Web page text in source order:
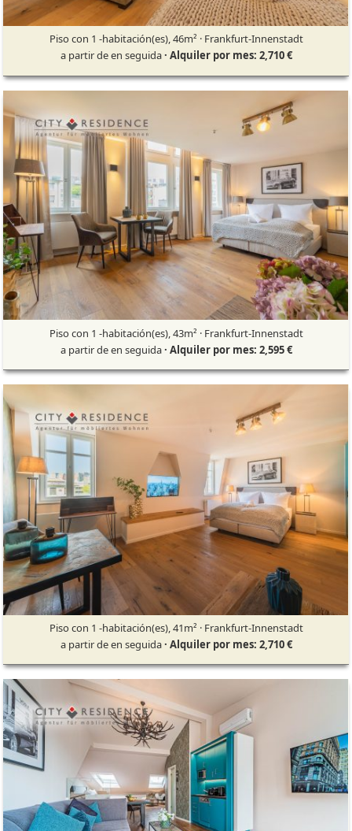
Piso con 1 -habitación(es), 46m² · Frankfurt-Innenstadt
a partir de en seguida· Alquiler por mes: 2,710 €
Piso con 1 -habitación(es), 43m² · Frankfurt-Innenstadt
a partir de en seguida· Alquiler por mes: 2,595 €
Piso con 1 -habitación(es), 41m² · Frankfurt-Innenstadt
a partir de en seguida· Alquiler por mes: 2,710 €